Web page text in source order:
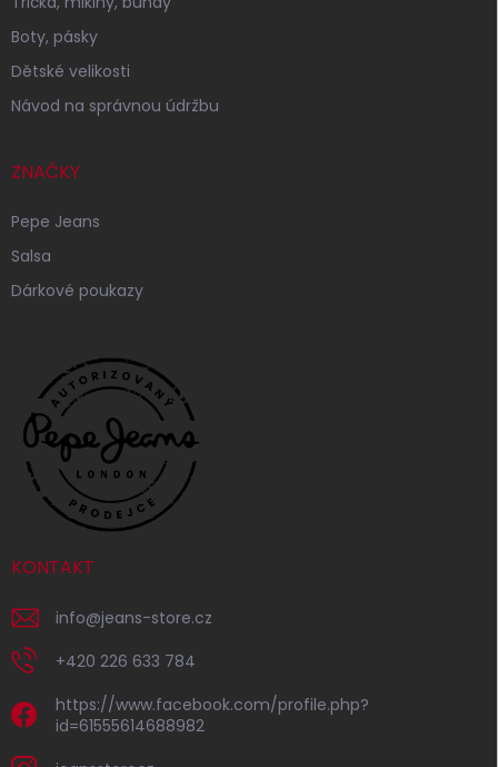
Boty, pásky
Dětské velikosti
Návod na správnou údržbu
ZNAČKY
Pepe Jeans
Salsa
Dárkové poukazy
KONTAKT
info@jeans-store.cz
+420 226 633 784
https://www.facebook.com/profile.php?
id=61555614688982